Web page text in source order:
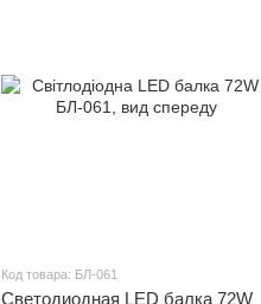
Код товара: БЛ-061
Светодиодная LED балка 72W